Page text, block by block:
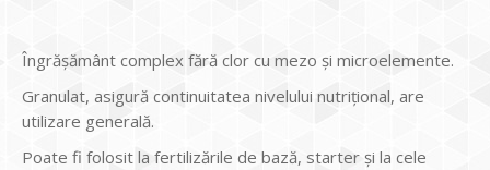
Îngrăşământ complex fără clor cu mezo şi microelemente.
Granulat, asigură continuitatea nivelului nutriţional, are
utilizare generală.
Poate fi folosit la fertilizările de bază, starter şi la cele